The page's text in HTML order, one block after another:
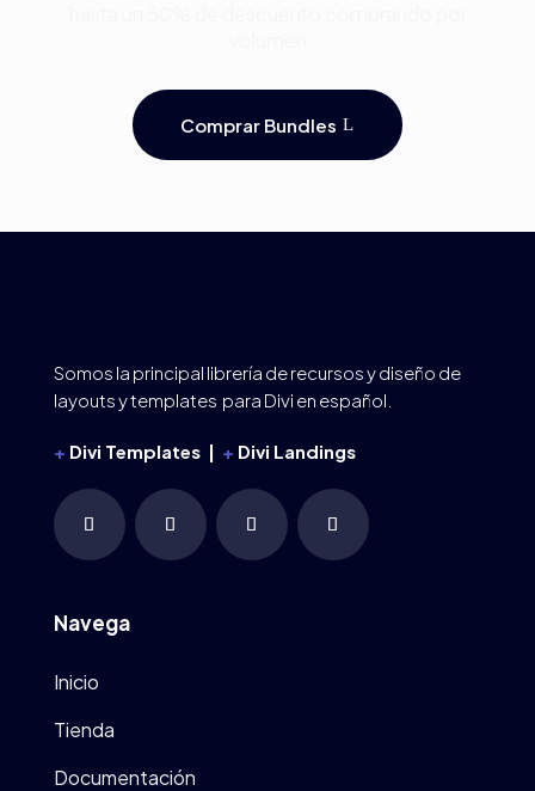
Comprar Bundles
Somos la principal librería de recursos y diseño de
layouts y templates para Divi en español.
+ Divi Templates | + Divi Landings
Navega
Inicio
Tienda
Documentación